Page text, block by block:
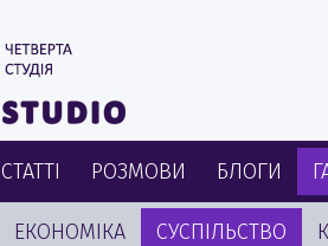
СТАТТІ РОЗМОВИ БЛОГИ
ЕКОНОМІКА СУСПІЛЬСТВО